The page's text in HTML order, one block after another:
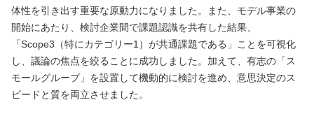
体性を引き出す重要な原動力になりました。また、モデル事業の
開始にあたり、検討企業間で課題認識を共有した結果、
「Scope3（特にカテゴリー1）が共通課題である」ことを可視化
し、議論の焦点を絞ることに成功しました。加えて、有志の「ス
モールグループ」を設置して機動的に検討を進め、意思決定のス
ピードと質を両立させました。